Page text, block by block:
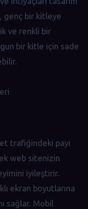
genç bir kitleye
ve renkli bir
bir kitle için sade
trafiğindeki payı
web sitenizin
iyileştirir.
ekran boyutlarına
sağlar. Mobil